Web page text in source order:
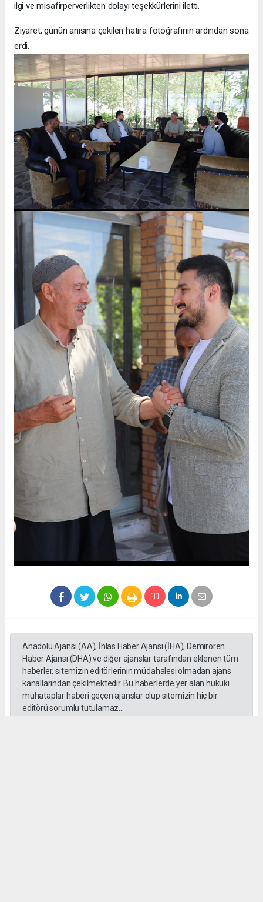
ilgi ve misafirperverlikten dolayı teşekkürlerini iletti.
Ziyaret, günün anısına çekilen hatıra fotoğrafının ardından sona
erdi.
Anadolu Ajansı (AA), İhlas Haber Ajansı (İHA), Demirören
Haber Ajansı (DHA) ve diğer ajanslar tarafından eklenen tüm
haberler, sitemizin editörlerinin müdahalesi olmadan ajans
kanallarından çekilmektedir. Bu haberlerde yer alan hukuki
muhataplar haberi geçen ajanslar olup sitemizin hiç bir
editörü sorumlu tutulamaz...